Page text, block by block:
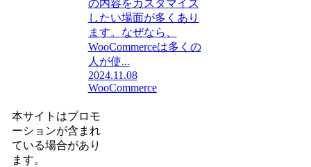
の内容をカスタマイズ
したい場面が多くあり
ます。なぜなら、
WooCommerceは多くの
人が使...
2024.11.08
WooCommerce
本サイトはプロモ
ーションが含まれ
ている場合があり
ます。